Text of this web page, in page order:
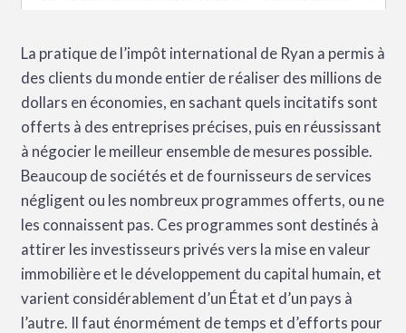
La pratique de l’impôt international de Ryan a permis à
des clients du monde entier de réaliser des millions de
dollars en économies, en sachant quels incitatifs sont
offerts à des entreprises précises, puis en réussissant
à négocier le meilleur ensemble de mesures possible.
Beaucoup de sociétés et de fournisseurs de services
négligent ou les nombreux programmes offerts, ou ne
les connaissent pas. Ces programmes sont destinés à
attirer les investisseurs privés vers la mise en valeur
immobilière et le développement du capital humain, et
varient considérablement d’un État et d’un pays à
l’autre. Il faut énormément de temps et d’efforts pour